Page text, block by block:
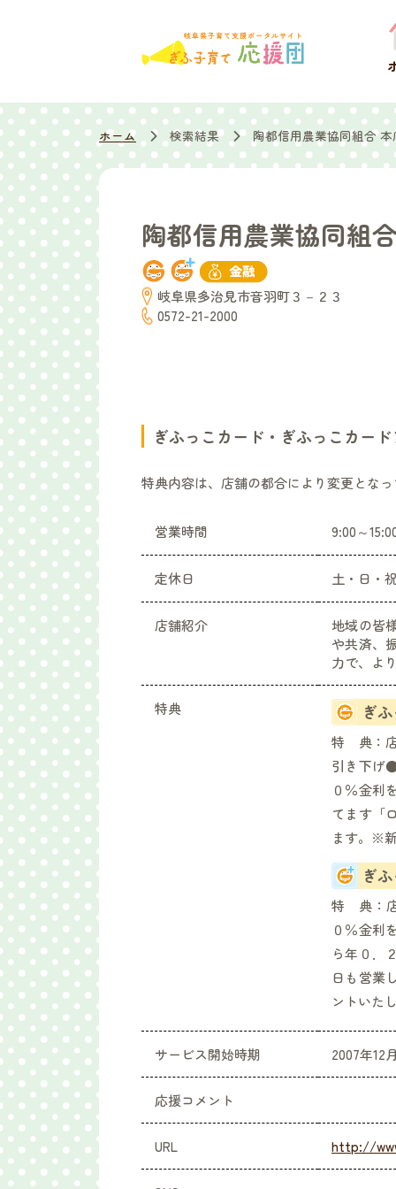
ホーム 検索結果 陶都信用農業協同組合 本
陶都信用農業協同組
岐阜県多治見市音羽町３－２３
0572-21-2000
ぎふっこカード・ぎふっこカー
特典内容は、店舗の都合により変更とな
営業時間 9:00～
定休日 土・日・
店舗紹介
地域の皆
や共済、
力で、よ
特典 ぎ
特 典：
引き下げ
０％金利
てます「
ます。※
ぎ
特 典：
０％金利
ら年０．
日も営業
ントいた
サービス開始時期 2007年12
応援コメント
URL http://